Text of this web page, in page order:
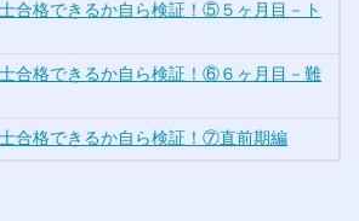
合格できるか自ら検証！⑤５ヶ月目－ト
合格できるか自ら検証！⑥６ヶ月目－難
合格できるか自ら検証！⑦直前期編